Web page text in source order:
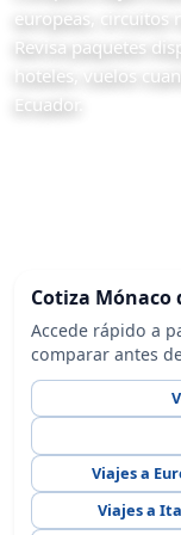
europeas, circuitos
Revisa paquetes
hoteles, vuelos
Ecuador.
Cotiza Mónaco
Accede rápido a
comparar antes
Viajes a
Viajes a